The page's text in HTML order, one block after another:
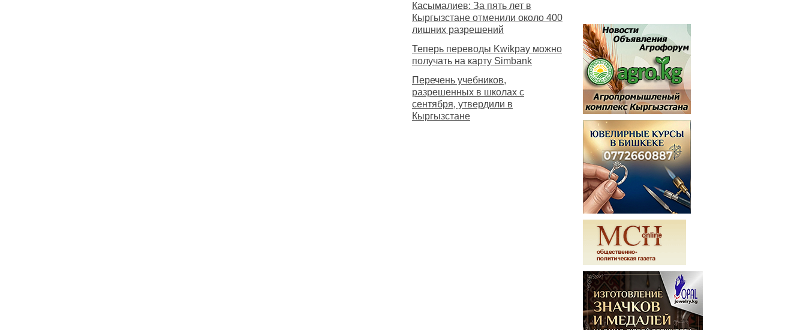
Касымалиев: За пять лет в
Кыргызстане отменили около 400
лишних разрешений
Теперь переводы Kwikpay можно
получать на карту Simbank
Перечень учебников,
разрешенных в школах с
сентября, утвердили в
Кыргызстане